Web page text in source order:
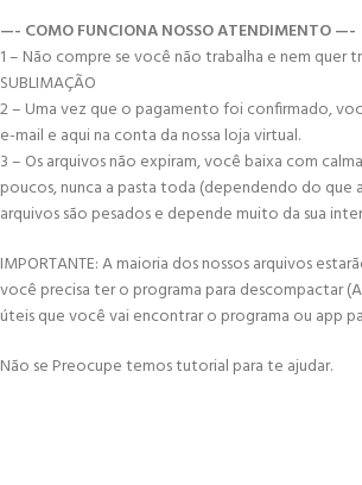
—- COMO FUNCIONA NOSSO ATENDIMENTO —-
1 – Não compre se você não trabalha e nem quer
SUBLIMAÇÃO
2 – Uma vez que o pagamento foi confirmado,
e-mail e aqui na conta da nossa loja virtual.
3 – Os arquivos não expiram, você baixa com
poucos, nunca a pasta toda (dependendo do que
arquivos são pesados e depende muito da sua
IMPORTANTE: A maioria dos nossos arquivos
você precisa ter o programa para descompactar
úteis que você vai encontrar o programa ou app
Não se Preocupe temos tutorial para te ajudar.